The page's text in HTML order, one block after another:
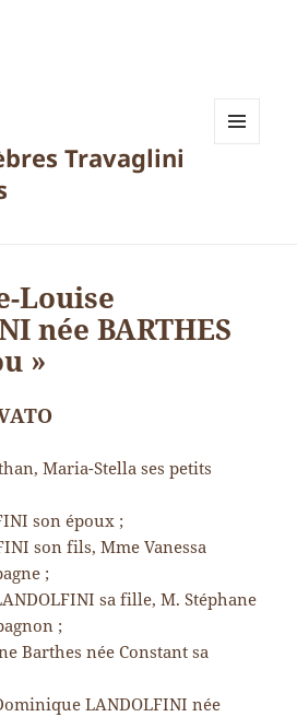
Travaglini
Louise
née BARTHES
»
Maria-Stella ses petits
son époux ;
son fils, Mme Vanessa
;
sa fille, M. Stéphane
;
Barthes née Constant sa
LANDOLFINI née